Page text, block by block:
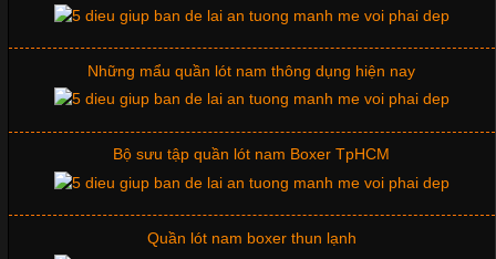
chuyên nghiệp đóng vai trò quan trọng đối với sự phát triển của
doanh nghiệp. Một trong những giải pháp hiệu quả được nhiều
đơn vị lựa chọn hiện nay là sử dụng áo thun đồng phục công ty.
Chất Liệu Lycra Có Gì Đặc Biệt Trong Ngành Thời Trang?
Những mẩu quần lót nam thông dụng hiện nay
Bộ sưu tập quần lót nam Boxer TpHCM
Quần lót nam boxer thun lạnh